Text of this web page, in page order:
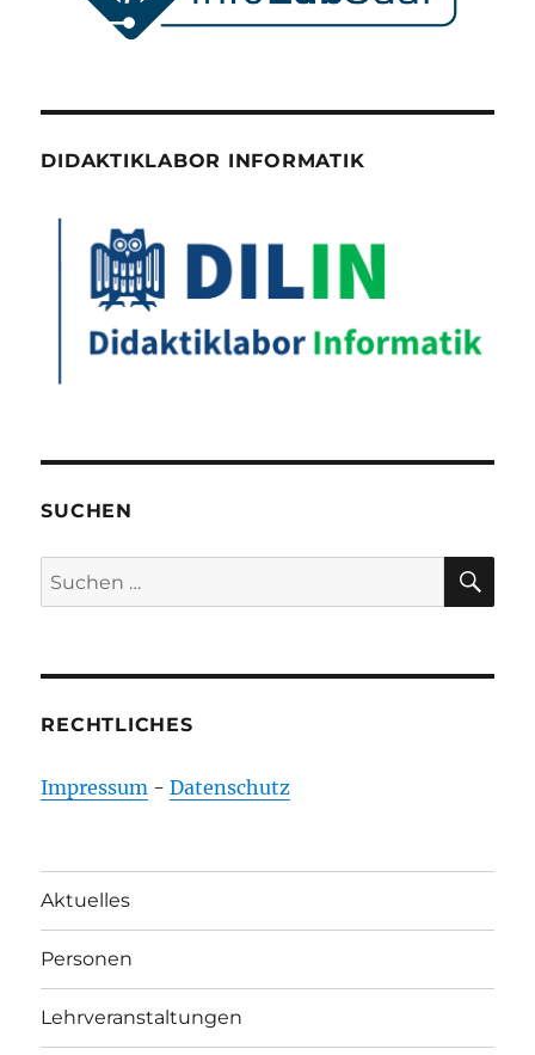
DIDAKTIKLABOR INFORMATIK
SUCHEN
Suchen
nach:
RECHTLICHES
Impressum -Datenschutz
Aktuelles
Personen
Lehrveranstaltungen